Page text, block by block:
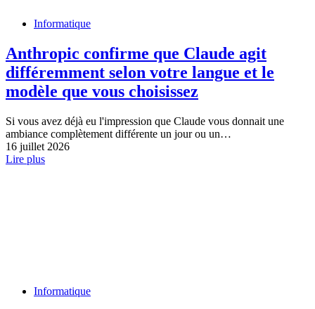
Informatique
Anthropic confirme que Claude agit
différemment selon votre langue et le
modèle que vous choisissez
Si vous avez déjà eu l'impression que Claude vous donnait une
ambiance complètement différente un jour ou un…
16 juillet 2026
Lire plus
Informatique